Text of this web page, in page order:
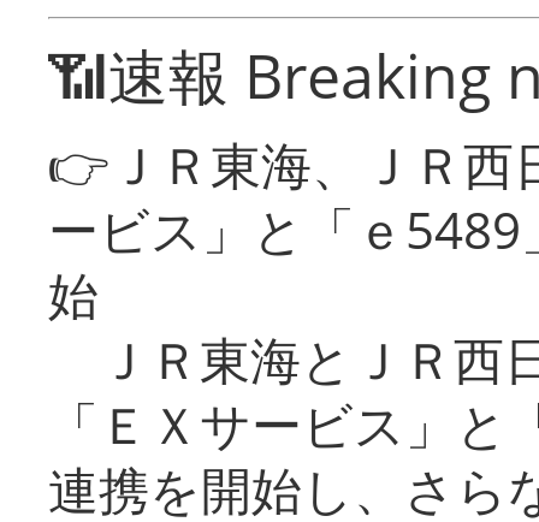
📶速報 Breaking
👉ＪＲ東海、ＪＲ
ービス」と「ｅ
始
ＪＲ東海とＪＲ西
「ＥＸサービス」
連携を開始し、さら